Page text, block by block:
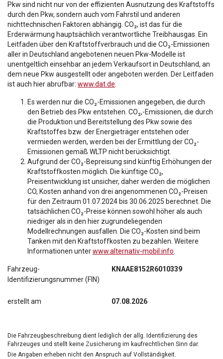
Pkw sind nicht nur von der effizienten Ausnutzung des Kraftstoffs
durch den Pkw, sondern auch vom Fahrstil und anderen
nichttechnischen Faktoren abhängig. CO₂, ist das für die
Erderwärmung hauptsächlich verantwortliche Treibhausgas. Ein
Leitfaden über den Kraftstoffverbrauch und die CO₂-Emissionen
aller in Deutschland angebotenen neuen Pkw-Modelle ist
unentgeltlich einsehbar an jedem Verkaufsort in Deutschland, an
dem neue Pkw ausgestellt oder angeboten werden. Der Leitfaden
ist auch hier abrufbar: www.dat.de.
Es werden nur die CO₂-Emissionen angegeben, die durch
den Betrieb des Pkw entstehen. CO₂,-Emissionen, die durch
die Produktion und Bereitstellung des Pkw sowie des
Kraftstoffes bzw. der Energieträger entstehen oder
vermieden werden, werden bei der Ermittlung der CO₂-
Emissionen gemäß WLTP nicht berücksichtigt.
Aufgrund der CO₂-Bepreisung sind künftig Erhöhungen der
Kraftstoffkosten möglich. Die künftige CO₂,
Preisentwicklung ist unsicher, daher werden die möglichen
CO, Kosten anhand von drei angenommenen CO₂-Preisen
für den Zeitraum 01.07.2024 bis 30.06.2025 berechnet. Die
tatsächlichen CO₂-Preise können sowohl höher als auch
niedriger als in den hier zugrundeliegenden
Modellrechnungen ausfallen. Die CO₂-Kosten sind beim
Tanken mit den Kraftstoffkosten zu bezahlen. Weitere
Informationen unterwww.alternativ-mobil.info.
Fahrzeug-
Identifizierungsnummer (FIN)
KNAAE8152R6010339
erstellt am 07.08.2026
Die Fahrzeugbeschreibung dient lediglich der allg. Identifizierung des
Fahrzeuges und stellt keine Zusicherung im kaufrechtlichen Sinn dar.
Die Angaben erheben nicht den Anspruch auf Vollständigkeit.